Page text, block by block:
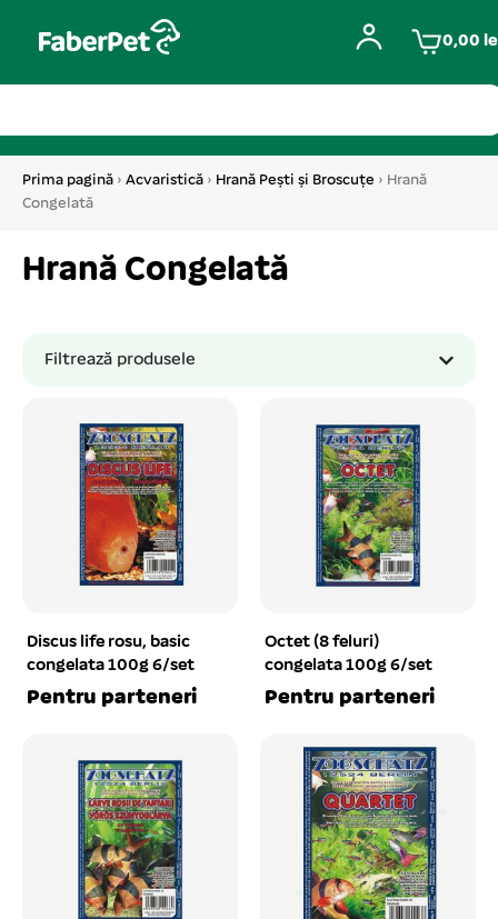
0,00
Prima pagină › Acvaristică › Hrană Pești și Broscuțe › Hrană
Congelată
Hrană Congelată
Filtrează produsele
Discus life rosu, basic
congelata 100g 6/set
Pentru parteneri
Octet (8 feluri)
congelata 100g 6/set
Pentru parteneri